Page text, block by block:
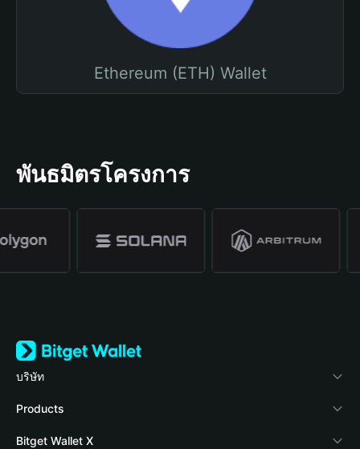
Ethereum (ETH) Wallet
พันธมิตรโครงการ
บริษัท
เกี่ยวกับ Bitget Wallet
Blog
Products
Crypto Card
Bitget Wallet X